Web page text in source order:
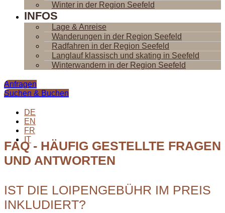
Winter in der Region Seefeld
INFOS
Lage & Anreise
Wanderungen in der Region Seefeld
Radfahren in der Region Seefeld
Langlauf klassisch und skating in Seefeld
Winterwandern in der Region Seefeld
Anfragen
Suchen & Buchen
DE
EN
FR
IT
FAQ - HÄUFIG GESTELLTE FRAGEN
UND ANTWORTEN
IST DIE LOIPENGEBÜHR IM PREIS
INKLUDIERT?